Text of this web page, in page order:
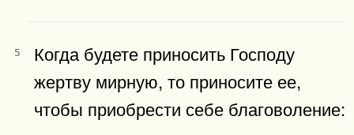
5
Когда будете приносить Господу
жертву мирную, то приносите ее,
чтобы приобрести себе благоволение: